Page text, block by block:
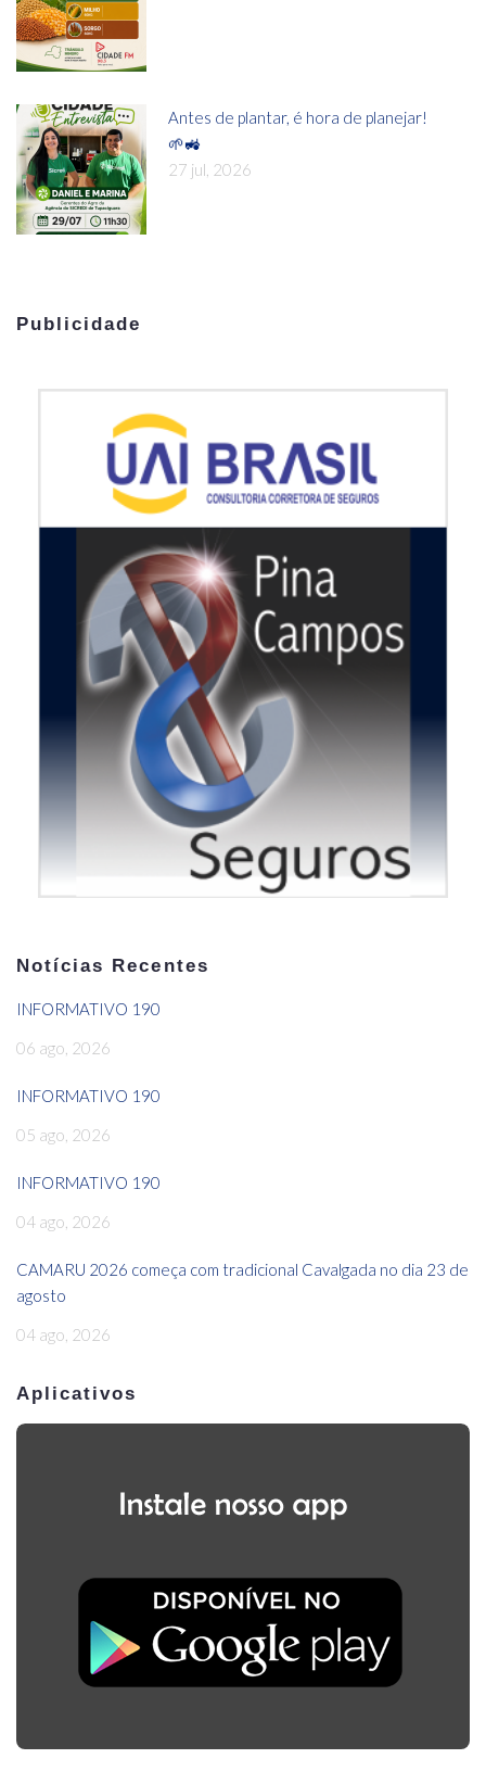
Antes de plantar, é hora de planejar!
🌱🚜
27 jul, 2026
Publicidade
Notícias Recentes
INFORMATIVO 190
06 ago, 2026
INFORMATIVO 190
05 ago, 2026
INFORMATIVO 190
04 ago, 2026
CAMARU 2026 começa com tradicional Cavalgada no dia 23 de
agosto
04 ago, 2026
Aplicativos